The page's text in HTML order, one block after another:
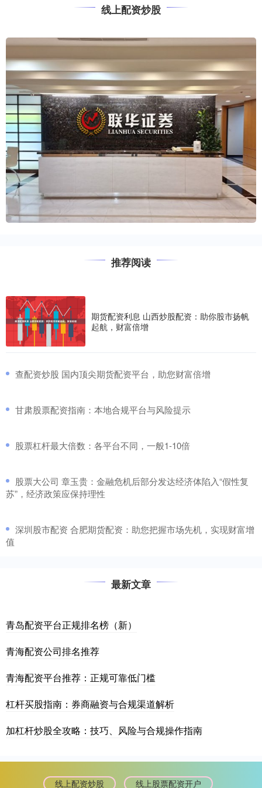
线上配资炒股
推荐阅读
期货配资利息 山西炒股配资：助你股市扬帆
起航，财富倍增
​查配资炒股 国内顶尖期货配资平台，助您财富倍增
​甘肃股票配资指南：本地合规平台与风险提示
​股票杠杆最大倍数：各平台不同，一般1-10倍
​股票大公司 章玉贵：金融危机后部分发达经济体陷入“假性复
苏”，经济政策应保持理性
​深圳股市配资 合肥期货配资：助您把握市场先机，实现财富增
值
最新文章
青岛配资平台正规排名榜（新）
青海配资公司排名推荐
青海配资平台推荐：正规可靠低门槛
杠杆买股指南：券商融资与合规渠道解析
加杠杆炒股全攻略：技巧、风险与合规操作指南
线上配资炒股 线上股票配资开户